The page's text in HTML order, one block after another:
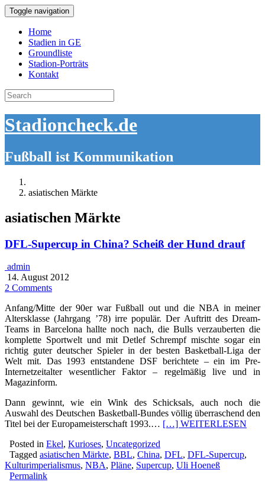
Toggle navigation
Home
Stadien in GE
Groundliste
Stadion-Porträts
Kontakt
Search
for:
Stadioncheck.de
Fußball ist Kommunikation
asiatischen Märkte
asiatischen Märkte
DFL-Supercup in China? Scheiß der Hund drauf
admin
14. August 2012
2 Comments
Anfang/Mitte der 90er war Fußball out und die NBA in meiner
Altersklasse (Jahrgang ’78) irre populär. Der Auftritt des Dream-
Teams in Barcelona hallte noch nach, die Bulls verzauberten die
komplette Sportwelt und mit Detlef Schrempf mischte sogar ein
richtig guter deutscher Spieler in der besten Basketball-Liga der
Welt mit. Das 1993 entstandene DSF berichtete – ein im Pre-
Internetzeitalter wesentlicher Faktor – regelmäßig live und in
Magazinform.
Dann gewinnt, wie ein Wink des Schicksals, auch noch die
Auswahl des Deutschen Basketball-Bundes völlig überraschend den
Titel bei der Europameisterschaft 1993.… […] WEITERLESEN
Posted in Ekel, Kurioses, Uncategorized
Tagged asiatischen Märkte, BBL, China, DFL, DFL-Supercup,
Kulturimperialismus, NBA, Pläne, Supercup, Uli Hoeneß
Permalink